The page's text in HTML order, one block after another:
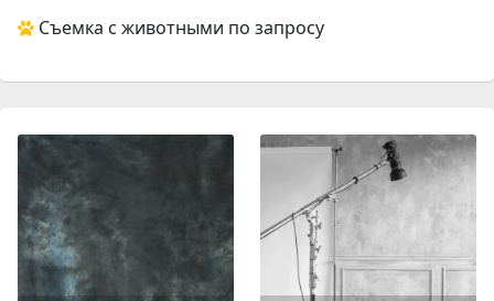
Съемка с животными по запросу